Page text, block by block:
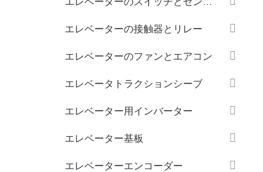
エレベーターの接触器とリレー
エレベーターのファンとエアコン
エレベータトラクションシーブ
エレベーター用インバーター
エレベーター基板
エレベーターエンコーダー